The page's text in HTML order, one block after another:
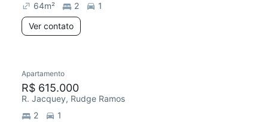
64m² 2
1
Ver contato
Apartamento
R$ 615.000
R. Jacquey, Rudge Ramos
2
1